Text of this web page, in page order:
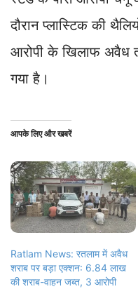
दौरान प्लास्टिक की
आरोपी के खिलाफ अवैध
गया है।
आपके लिए और खबरें
Ratlam News: रतलाम में अवैध
शराब पर बड़ा एक्शन: 6.84 लाख
की शराब-वाहन जब्त, 3 आरोपी